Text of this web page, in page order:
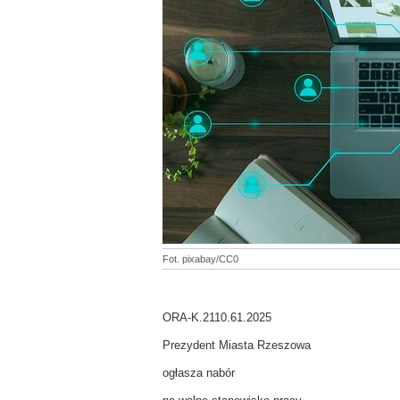
Fot. pixabay/CC0
ORA-K.2110.61.2025
Prezydent Miasta Rzeszowa
ogłasza nabór